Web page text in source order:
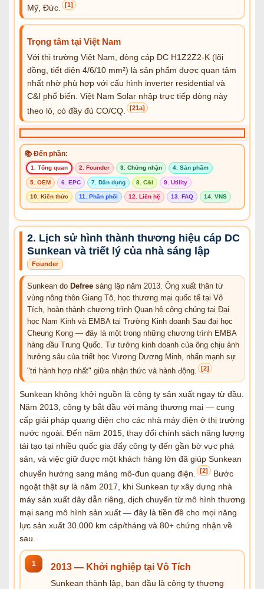
Mỹ, Đức. [1]
Trọng tâm tại Việt Nam
Với thị trường Việt Nam, dòng cáp DC H1Z2Z2-K (lõi
đồng, tiết diện 4/6/10 mm²) là sản phẩm được quan tâm
nhất nhờ phù hợp với cấu hình inverter residential và
C&I phổ biến. Việt Nam Solar nhập trực tiếp dòng này
theo lô, có đầy đủ CO/CQ.
[21a]
📚 Đến phần:
1. Tổng quan 2. Founder 3. Chứng nhận 4. Sản phẩm
5. OEM 6. EPC 7. Dân dụng 8. C&I 9. Utility
10. Kiến thức 11. Phân phối 12. Liên hệ 13. FAQ 14. VNS
2. Lịch sử hình thành thương hiệu cáp DC
Sunkean và triết lý của nhà sáng lập
Founder
Sunkean do Defreesáng lập năm 2013. Ông xuất thân từ
vùng nông thôn Giang Tô, học thương mại quốc tế tại Vô
Tích, hoàn thành chương trình Quan hệ công chúng tại Đại
học Nam Kinh và EMBA tại Trường Kinh doanh Sau đại học
Cheung Kong — đây là một trong những chương trình EMBA
hàng đầu Trung Quốc. Tư tưởng kinh doanh của ông chịu ảnh
hưởng sâu của triết học Vương Dương Minh, nhấn mạnh sự
"tri hành hợp nhất" giữa nhận thức và hành động.
[2]
Sunkean không khởi nguồn là công ty sản xuất ngay từ đầu.
Năm 2013, công ty bắt đầu với mảng thương mại — cung
cấp giải pháp quang điện cho các nhà máy điện ở thị trường
nước ngoài. Đến năm 2015, thay đổi chính sách năng lượng
tái tạo tại nhiều quốc gia đẩy công ty đến gần bờ vực phá
sản, và việc giữ được một khách hàng lớn đã giúp Sunkean
chuyển hướng sang mảng mô-đun quang điện.
[2] Bước
ngoặt thật sự là năm 2017, khi Sunkean tự xây dựng nhà
máy sản xuất dây dẫn riêng, dịch chuyển từ mô hình thương
mại sang mô hình sản xuất — đây là tiền đề cho mọi năng
lực sản xuất 30.000 km cáp/tháng và 80+ chứng nhận về
sau.
1 2013 — Khởi nghiệp tại Vô Tích
Sunkean thành lập, ban đầu là công ty thương